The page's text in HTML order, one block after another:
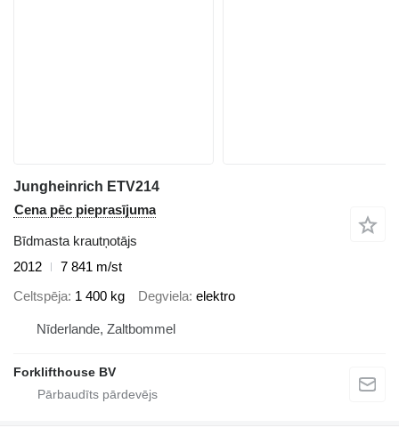
Jungheinrich ETV214
Cena pēc pieprasījuma
Bīdmasta krautņotājs
2012
7 841 m/st
Celtspēja 1 400 kg Degviela elektro
Nīderlande, Zaltbommel
Forklifthouse BV